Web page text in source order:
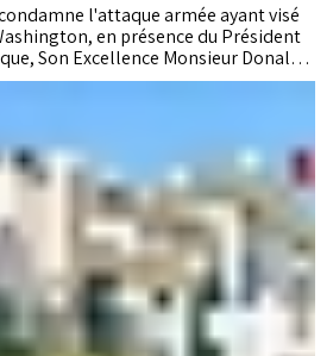
l'attaque armée ayant visé
en présence du Président
Son Excellence Monsieur Donald
du ministère des Affaires
africaine et des Marocains